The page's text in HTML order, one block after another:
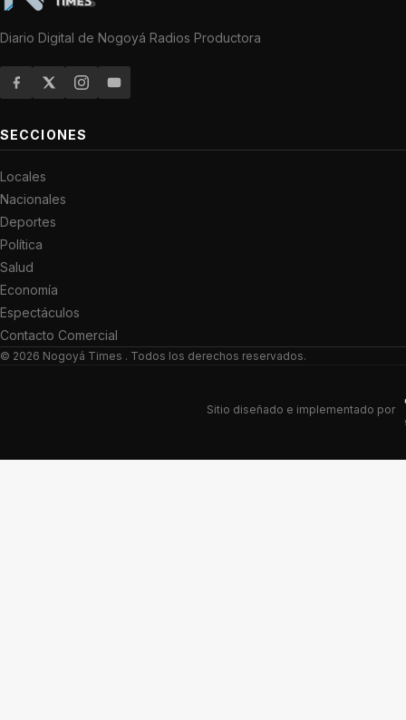
Diario Digital de Nogoyá Radios Productora
SECCIONES
Locales
Nacionales
Deportes
Política
Salud
Economía
Espectáculos
Contacto Comercial
© 2026 Nogoyá Times . Todos los derechos reservados.
Sitio diseñado e implementado por